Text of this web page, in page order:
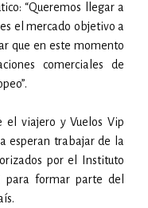
“Queremos llegar a
el mercado objetivo a
que en este momento
comerciales de
el viajero y Vuelos Vip
esperan trabajar de la
por el Instituto
para formar parte del